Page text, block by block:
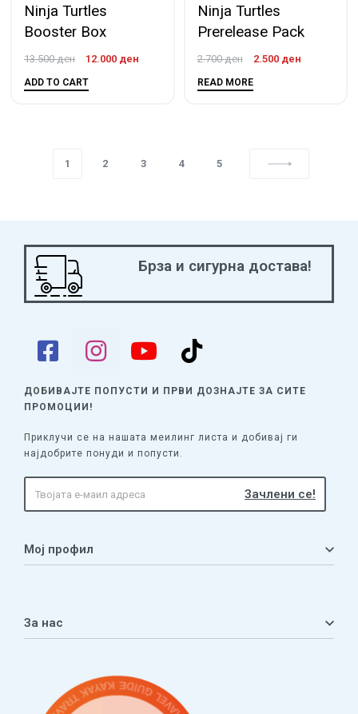
Ninja Turtles
Booster Box
13.500ден 12.000 ден
ADD TO CART
Ninja Turtles
Prerelease Pack
2.700ден 2.500 ден
READ MORE
1 2 3 4 5
Брза и сигурна достава!
ДОБИВАЈТЕ ПОПУСТИ И ПРВИ ДОЗНАЈТЕ ЗА СИТЕ
ПРОМОЦИИ!
Приклучи се на нашата меилинг листа и добивај ги
најдобрите понуди и попусти.
Мој профил
Листа на желби
За нас
Услови за плаќање и испорака